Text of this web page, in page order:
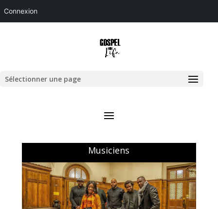
Connexion
Sélectionner une page
Musiciens